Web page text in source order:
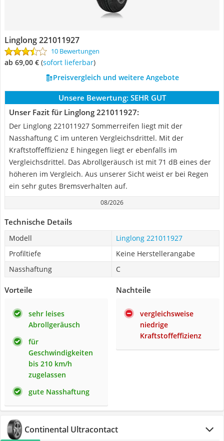
Linglong 221011927
10 Bewertungen
ab 69,00 € ( Sofort lieferbar)
Preisvergleich und weitere Angebote
Unsere Bewertung: SEHR GUT
Unser Fazit für Linglong 221011927:
Der Linglong 221011927 Sommerreifen liegt mit der
Nasshaftung C im unteren Vergleichsdrittel. Mit der
Kraftstoffeffizienz E hingegen liegt er ebenfalls im
Vergleichsdrittel. Das Abrollgeräusch ist mit 71 dB eines der
höheren im Vergleich. Aus unserer Sicht weist er bei Regen
ein sehr gutes Bremsverhalten auf.
08/2026
Technische Details
Modell
Linglong 221011927
Profiltiefe
Keine Herstellerangabe
Nasshaftung
C
Vorteile
sehr leises
Abrollgeräusch
für
Geschwindigkeiten
bis 210 km/h
zugelassen
gute Nasshaftung
Nachteile
vergleichsweise
niedrige
Kraftstoffeffizienz
Continental Ultracontact